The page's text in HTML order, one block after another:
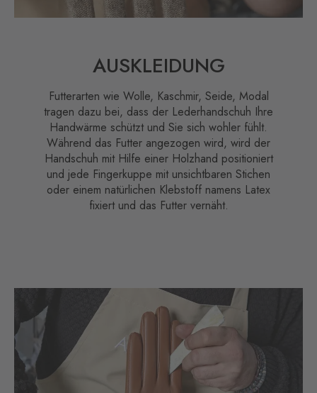
AUSKLEIDUNG
Futterarten wie Wolle, Kaschmir, Seide, Modal
tragen dazu bei, dass der Lederhandschuh Ihre
Handwärme schützt und Sie sich wohler fühlt.
Während das Futter angezogen wird, wird der
Handschuh mit Hilfe einer Holzhand positioniert
und jede Fingerkuppe mit unsichtbaren Stichen
oder einem natürlichen Klebstoff namens Latex
fixiert und das Futter vernäht.